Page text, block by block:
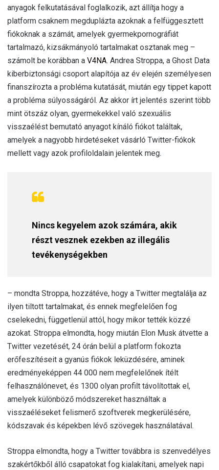
anyagok felkutatásával foglalkozik, azt állítja hogy a
platform csaknem megduplázta azoknak a felfüggesztett
fiókoknak a számát, amelyek gyermekpornográfiát
tartalmazó, kizsákmányoló tartalmakat osztanak meg –
számolt be korábban a V4NA. Andrea Stroppa, a Ghost Data
kiberbiztonsági csoport alapítója az év elején személyesen
finanszírozta a probléma kutatását, miután egy tippet kapott
a probléma súlyosságáról. Az akkor írt jelentés szerint több
mint ötszáz olyan, gyermekekkel való szexuális
visszaélést bemutató anyagot kínáló fiókot találtak,
amelyek a nagyobb hirdetéseket vásárló Twitter-fiókok
mellett vagy azok profiloldalain jelentek meg.
Nincs kegyelem azok számára, akik
részt vesznek ezekben az illegális
tevékenységekben
– mondta Stroppa, hozzátéve, hogy a Twitter megtalálja az
ilyen tiltott tartalmakat, és ennek megfelelően fog
cselekedni, függetlenül attól, hogy mikor tették közzé
azokat. Stroppa elmondta, hogy miután Elon Musk átvette a
Twitter vezetését, 24 órán belül a platform fokozta
erőfeszítéseit a gyanús fiókok leküzdésére, aminek
eredményeképpen 44 000 nem megfelelőnek ítélt
felhasználónevet, és 1300 olyan profilt távolítottak el,
amelyek különböző módszereket használtak a
visszaéléseket felismerő szoftverek megkerülésére,
kódszavak és képekben lévő szövegek használatával.
Stroppa elmondta, hogy a Twitter továbbra is szenvedélyes
szakértőkből álló csapatokat fog kialakítani, amelyek napi